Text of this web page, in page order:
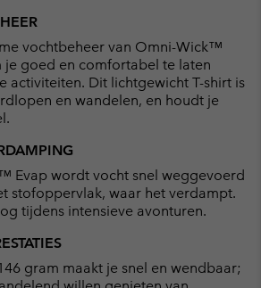
vochtbeheer van Omni-Wick™
je goed en comfortabel te laten
activiteiten. Dit lichtgewicht T-shirt is
en wandelen, en houdt je
Evap wordt vocht snel weggevoerd
stofoppervlak, waar het verdampt.
tijdens intensieve avonturen.
gram maakt je snel en wendbaar;